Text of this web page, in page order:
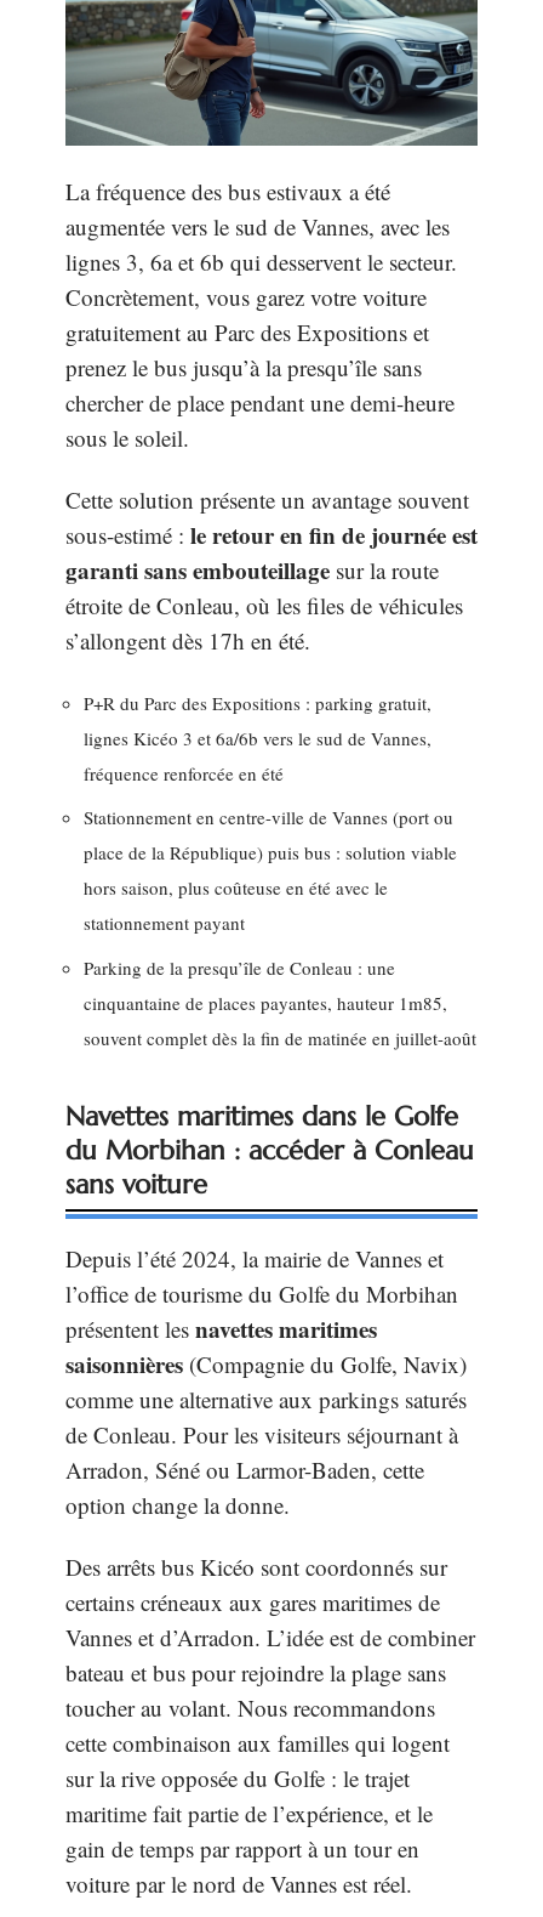
La fréquence des bus estivaux a été
augmentée vers le sud de Vannes, avec les
lignes 3, 6a et 6b qui desservent le secteur.
Concrètement, vous garez votre voiture
gratuitement au Parc des Expositions et
prenez le bus jusqu’à la presqu’île sans
chercher de place pendant une demi-heure
sous le soleil.
Cette solution présente un avantage souvent
sous-estimé : le retour en fin de journée est
garanti sans embouteillage sur la route
étroite de Conleau, où les files de véhicules
s’allongent dès 17h en été.
P+R du Parc des Expositions : parking gratuit,
lignes Kicéo 3 et 6a/6b vers le sud de Vannes,
fréquence renforcée en été
Stationnement en centre-ville de Vannes (port ou
place de la République) puis bus : solution viable
hors saison, plus coûteuse en été avec le
stationnement payant
Parking de la presqu’île de Conleau : une
cinquantaine de places payantes, hauteur 1m85,
souvent complet dès la fin de matinée en juillet-août
Navettes maritimes dans le Golfe
du Morbihan : accéder à Conleau
sans voiture
Depuis l’été 2024, la mairie de Vannes et
l’office de tourisme du Golfe du Morbihan
présentent les navettes maritimes
saisonnières (Compagnie du Golfe, Navix)
comme une alternative aux parkings saturés
de Conleau. Pour les visiteurs séjournant à
Arradon, Séné ou Larmor-Baden, cette
option change la donne.
Des arrêts bus Kicéo sont coordonnés sur
certains créneaux aux gares maritimes de
Vannes et d’Arradon. L’idée est de combiner
bateau et bus pour rejoindre la plage sans
toucher au volant. Nous recommandons
cette combinaison aux familles qui logent
sur la rive opposée du Golfe : le trajet
maritime fait partie de l’expérience, et le
gain de temps par rapport à un tour en
voiture par le nord de Vannes est réel.